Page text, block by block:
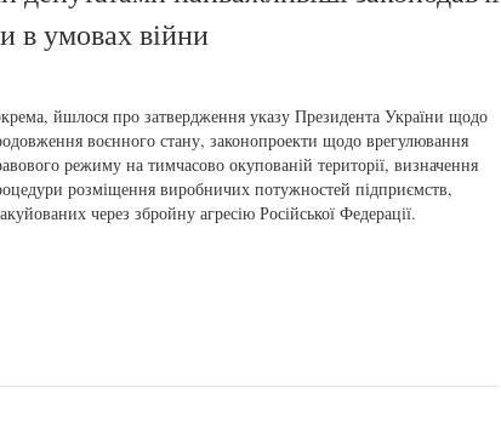
в умовах війни
йшлося про затвердження указу Президента України щодо
воєнного стану, законопроекти щодо врегулювання
режиму на тимчасово окупованій території, визначення
розміщення виробничих потужностей підприємств,
через збройну агресію Російської Федерації.